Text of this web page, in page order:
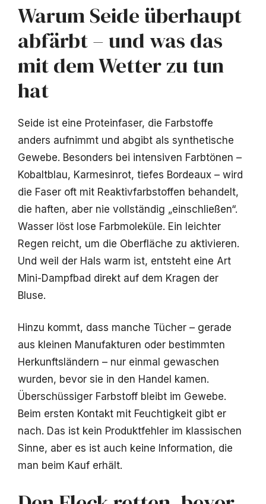
Warum Seide überhaupt
abfärbt – und was das
mit dem Wetter zu tun
hat
Seide ist eine Proteinfaser, die Farbstoffe
anders aufnimmt und abgibt als synthetische
Gewebe. Besonders bei intensiven Farbtönen –
Kobaltblau, Karmesinrot, tiefes Bordeaux – wird
die Faser oft mit Reaktivfarbstoffen behandelt,
die haften, aber nie vollständig „einschließen“.
Wasser löst lose Farbmoleküle. Ein leichter
Regen reicht, um die Oberfläche zu aktivieren.
Und weil der Hals warm ist, entsteht eine Art
Mini-Dampfbad direkt auf dem Kragen der
Bluse.
Hinzu kommt, dass manche Tücher – gerade
aus kleinen Manufakturen oder bestimmten
Herkunftsländern – nur einmal gewaschen
wurden, bevor sie in den Handel kamen.
Überschüssiger Farbstoff bleibt im Gewebe.
Beim ersten Kontakt mit Feuchtigkeit gibt er
nach. Das ist kein Produktfehler im klassischen
Sinne, aber es ist auch keine Information, die
man beim Kauf erhält.